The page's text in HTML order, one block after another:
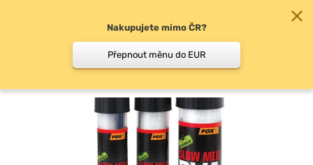
PVA punčochy
Nakupujete mimo ČR?
Přepnout měnu do EUR